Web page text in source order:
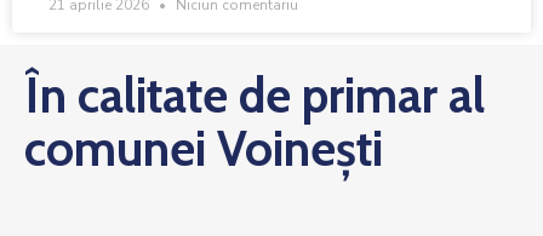
21 aprilie 2026 Niciun comentariu
În calitate de primar al
comunei Voinești